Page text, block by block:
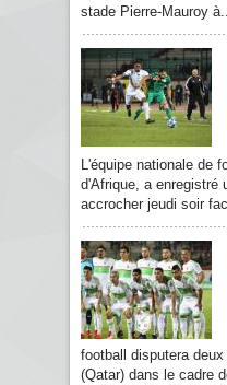
stade Pierre-Mauroy
L'équipe nationale de
d'Afrique, a enregistré
accrocher jeudi soir
football disputera
(Qatar) dans le cadre